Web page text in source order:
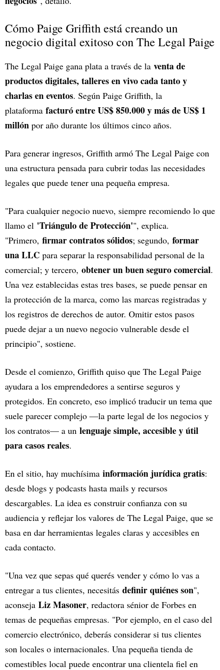
Cómo Paige Griffith está creando un
negocio digital exitoso con The Legal Paige
The Legal Paige gana plata a través de la venta de
productos digitales, talleres en vivo cada tanto y
charlas en eventos. Según Paige Griffith, la
plataforma facturó entre US$ 850.000 y más de US$ 1
millón por año durante los últimos cinco años.
Para generar ingresos, Griffith armó The Legal Paige con
una estructura pensada para cubrir todas las necesidades
legales que puede tener una pequeña empresa.
"Para cualquier negocio nuevo, siempre recomiendo lo que
llamo el 'Triángulo de Protección'", explica.
"Primero, firmar contratos sólidos; segundo, formar
una LLC para separar la responsabilidad personal de la
comercial; y tercero, obtener un buen seguro comercial.
Una vez establecidas estas tres bases, se puede pensar en
la protección de la marca, como las marcas registradas y
los registros de derechos de autor. Omitir estos pasos
puede dejar a un nuevo negocio vulnerable desde el
principio", sostiene.
Desde el comienzo, Griffith quiso que The Legal Paige
ayudara a los emprendedores a sentirse seguros y
protegidos. En concreto, eso implicó traducir un tema que
suele parecer complejo —la parte legal de los negocios y
los contratos— a un lenguaje simple, accesible y útil
para casos reales.
En el sitio, hay muchísima información jurídica gratis:
desde blogs y podcasts hasta mails y recursos
descargables. La idea es construir confianza con su
audiencia y reflejar los valores de The Legal Paige, que se
basa en dar herramientas legales claras y accesibles en
cada contacto.
"Una vez que sepas qué querés vender y cómo lo vas a
entregar a tus clientes, necesitás definir quiénes son",
aconseja Liz Masoner, redactora sénior de Forbes en
temas de pequeñas empresas. "Por ejemplo, en el caso del
comercio electrónico, deberás considerar si tus clientes
son locales o internacionales. Una pequeña tienda de
comestibles local puede encontrar una clientela fiel en